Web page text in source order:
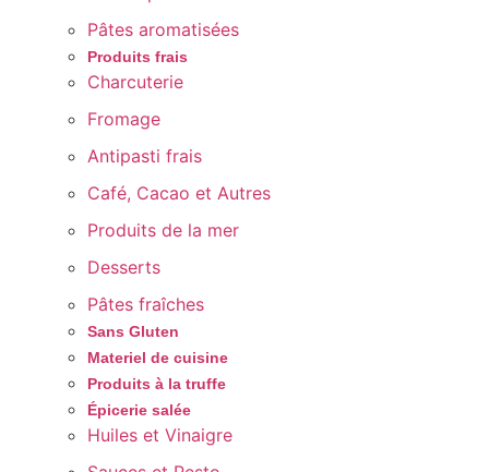
Pâtes aromatisées
Produits frais
Charcuterie
Fromage
Antipasti frais
Café, Cacao et Autres
Produits de la mer
Desserts
Pâtes fraîches
Sans Gluten
Materiel de cuisine
Produits à la truffe
Épicerie salée
Huiles et Vinaigre